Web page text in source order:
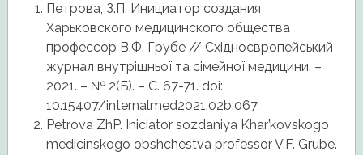
Петрова, З.П. Инициатор создания
Харьковского медицинского общества
профессор В.Ф. Грубе // Східноєвропейський
журнал внутрішньої та сімейної медицини. –
2021. – № 2(Б). – С. 67-71. doi:
10.15407/internalmed2021.02b.067
Petrova ZhP. Iniciator sozdaniya Khar’kovskogo
medicinskogo obshchestva professor V.F. Grube.